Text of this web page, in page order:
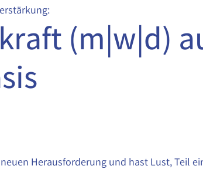
(m|w|d)
Herausforderung und hast Lust, Teil